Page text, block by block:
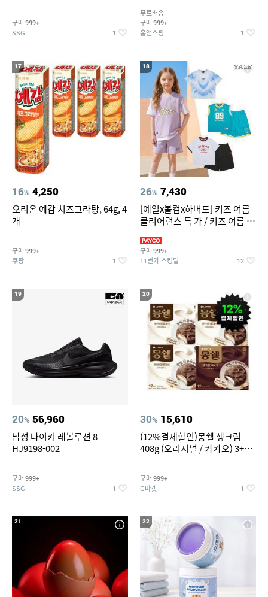
구매 999+
SSG 1
무료배송
구매 999+
홈앤쇼핑 1
17
16% 4,250
오리온 예감 치즈그라탕, 64g, 4
개
구매 999+
쿠팡 1
18
26% 7,430
[예일x볼컴x하버드] 키즈 여름
클리어런스 특 가 / 키즈 여름 수
구매 999+
11번가 쇼킹딜 12
19
20% 56,960
남성 나이키 레볼루션 8
HJ9198-002
구매 999+
SSG 1
20
30% 15,610
(12%결제할인)몽쉘 생크림
408g (오리지널 / 카카오) 3+1
구매 999+
G마켓 1
21 22